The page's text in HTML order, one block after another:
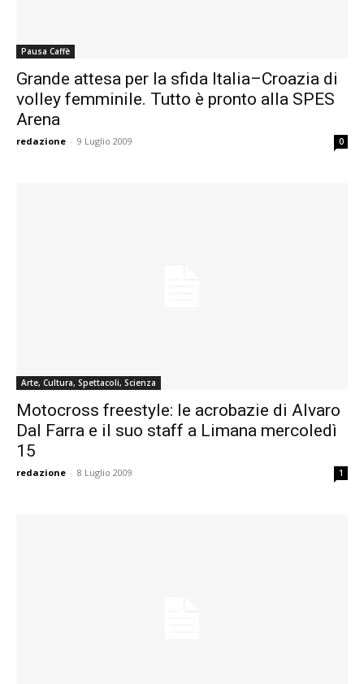
Pausa Caffè
Grande attesa per la sfida Italia–Croazia di
volley femminile. Tutto è pronto alla SPES
Arena
redazione - 9 Luglio 2009 0
Arte, Cultura, Spettacoli, Scienza
Motocross freestyle: le acrobazie di Alvaro
Dal Farra e il suo staff a Limana mercoledì
15
redazione - 8 Luglio 2009 1